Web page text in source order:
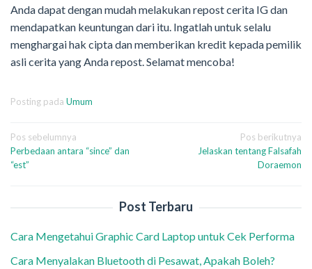
Anda dapat dengan mudah melakukan repost cerita IG dan
mendapatkan keuntungan dari itu. Ingatlah untuk selalu
menghargai hak cipta dan memberikan kredit kepada pemilik
asli cerita yang Anda repost. Selamat mencoba!
Posting pada Umum
Navigasi
pos
Pos sebelumnya
Perbedaan antara “since” dan
“est”
Pos berikutnya
Jelaskan tentang Falsafah
Doraemon
Post Terbaru
Cara Mengetahui Graphic Card Laptop untuk Cek Performa
Cara Menyalakan Bluetooth di Pesawat, Apakah Boleh?